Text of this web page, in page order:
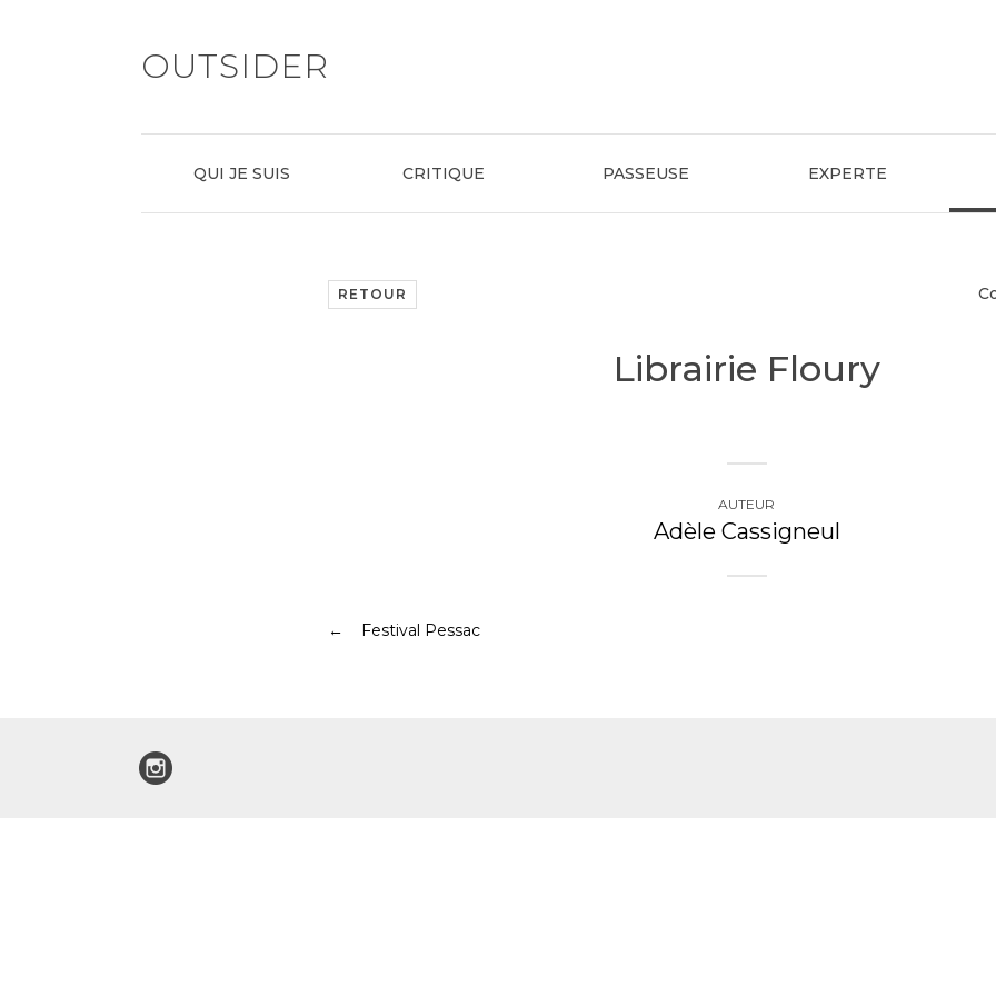
OUTSIDER
QUI JE SUIS CRITIQUE PASSEUSE EXPERTE
RETOUR
Librairie Floury
AUTEUR
Adèle Cassigneul
Festival Pessac